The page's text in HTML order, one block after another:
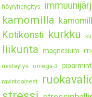
höyryhengitys
kamomilla
Kotikonsti kurkku
liikunta magnesium
nesteytys omega-3
ravintoaineet